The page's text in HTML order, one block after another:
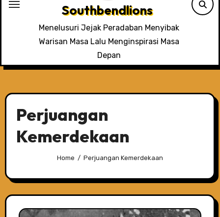
Southbendlions
Menelusuri Jejak Peradaban Menyibak
Warisan Masa Lalu Menginspirasi Masa
Depan
Perjuangan
Kemerdekaan
Home Perjuangan Kemerdekaan